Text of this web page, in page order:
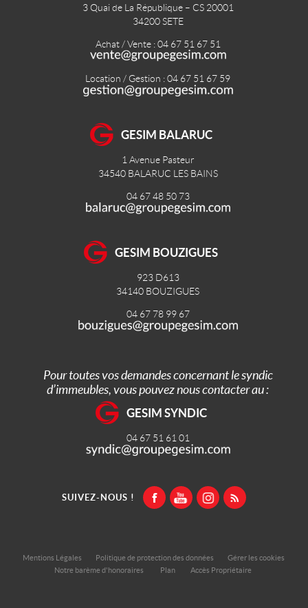
3 Quai de La République – CS 20001
34200SETE
Achat / Vente : 04 67 51 67 51
Location / Gestion : 04 67 51 67 59
GESIM BALARUC
1 Avenue Pasteur
34540 BALARUC LES BAINS
04 67 48 50 73
GESIM BOUZIGUES
923 D613
34140 BOUZIGUES
04 67 78 99 67
Pour toutes vos demandes concernant le syndic
d’immeubles, vous pouvez nous contacter au :
GESIM SYNDIC
04 67 51 61 01
SUIVEZ-NOUS !
Mentions Légales Politique de protection des données
Gérer les cookies
Notre barème d'honoraires
Plan Accès Propriétaire